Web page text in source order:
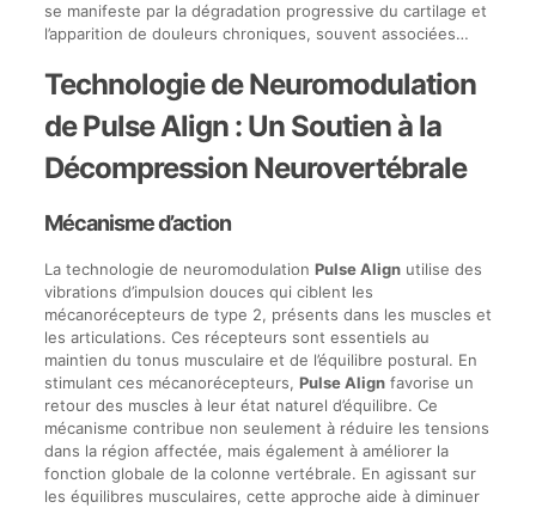
se manifeste par la dégradation progressive du cartilage et
l’apparition de douleurs chroniques, souvent associées…
Technologie de Neuromodulation
de Pulse Align : Un Soutien à la
Décompression Neurovertébrale
Mécanisme d’action
La technologie de neuromodulation Pulse Alignutilise des
vibrations d’impulsion douces qui ciblent les
mécanorécepteurs de type 2, présents dans les muscles et
les articulations. Ces récepteurs sont essentiels au
maintien du tonus musculaire et de l’équilibre postural. En
stimulant ces mécanorécepteurs, Pulse Alignfavorise un
retour des muscles à leur état naturel d’équilibre. Ce
mécanisme contribue non seulement à réduire les tensions
dans la région affectée, mais également à améliorer la
fonction globale de la colonne vertébrale. En agissant sur
les équilibres musculaires, cette approche aide à diminuer